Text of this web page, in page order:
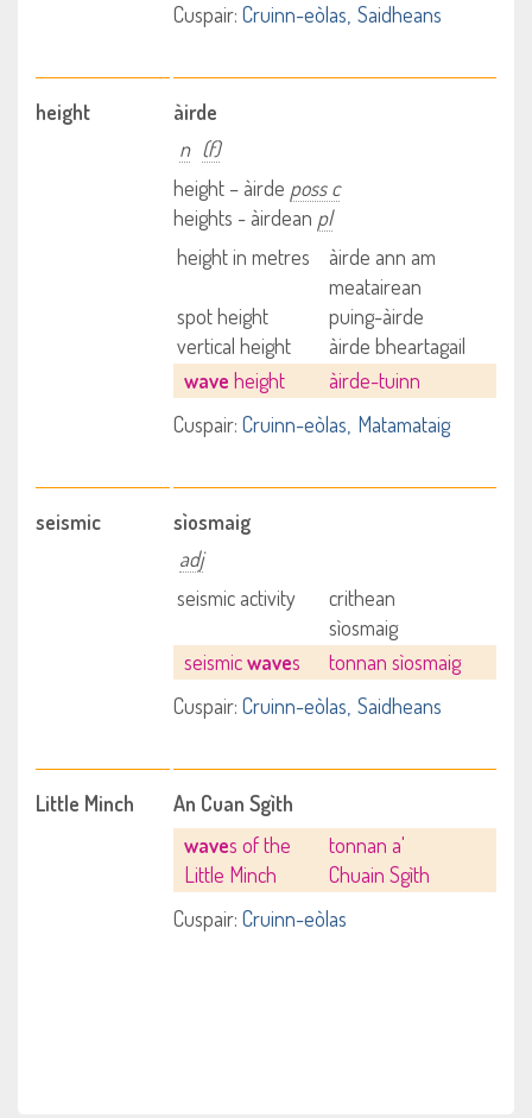
Cuspair: Cruinn-eòlas Saidheans
height
àirde
n (f)
height – àirde poss c
heights - àirdean pl
height in metres
àirde ann am
meatairean
spot height
puing-àirde
vertical height
àirde bheartagail
wave height
àirde-tuinn
Cuspair: Cruinn-eòlas Matamataig
seismic
sìosmaig
adj
seismic activity
crithean
sìosmaig
seismicwaves
tonnan sìosmaig
Cuspair: Cruinn-eòlas Saidheans
Little Minch
An Cuan Sgìth
waves of the
Little Minch
tonnan a'
Chuain Sgìth
Cuspair: Cruinn-eòlas